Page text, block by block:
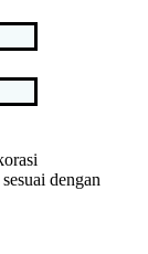
dengan